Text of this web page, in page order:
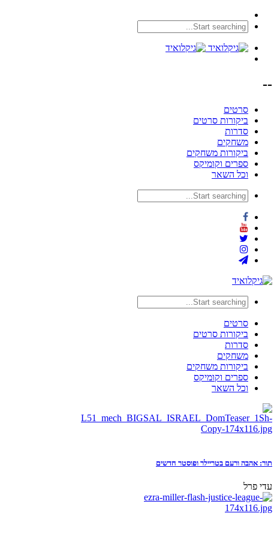
--
סרטים
ביקורות סרטים
סדרות
משחקים
ביקורות משחקים
ספרים וקומיקס
וכל השאר
סרטים
ביקורות סרטים
סדרות
משחקים
ביקורות משחקים
ספרים וקומיקס
וכל השאר
תור: אהבה ורעם בטריילר ופוסטר חדשים
עדי פרל